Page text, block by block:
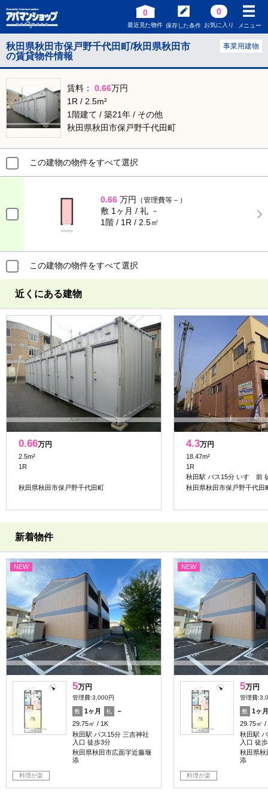
0
最近見た物件 保存した条件
0
お気に入り メニュー
秋田県秋田市保戸野千代田町/秋田県秋田市
の賃貸物件情報
事業用建物
賃料： 0.66万円
1R / 2.5m²
1階建て / 築21年 / その他
秋田県秋田市保戸野千代田町
この建物の物件をすべて選択
0.66 万円 （管理費等－）
敷 1ヶ月 / 礼 －
1階 / 1R / 2.5㎡
この建物の物件をすべて選択
近くにある建物
0.66万円
2.5m²
1R
秋田県秋田市保戸野千代田町
4.3万円
18.47m²
1R
秋田駅 バス15分 いすゞ前
秋田県秋田市保戸野千代田
新着物件
NEW
5万円
管理費:3,000円
敷 1ヶ月 礼
－
29.75㎡
1K
秋田駅 バス15分 三吉神社
入口 徒歩3分
秋田県秋田市広面字近藤堰
添
料理が楽
NEW
5万円
管理費
敷
1ヶ月
29.75㎡
秋田駅
入口 徒
秋田県秋
添
料理が楽